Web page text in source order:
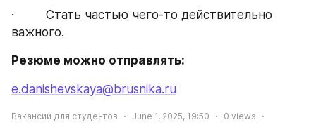
·         Стать частью чего-то действительно
важного.
Резюме можно отправлять:
e.danishevskaya@brusnika.ru
Вакансии для студентов June 1, 2025, 19:50 0 views